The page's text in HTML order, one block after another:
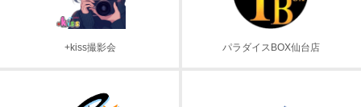
+kiss撮影会 パラダイスBOX仙台店